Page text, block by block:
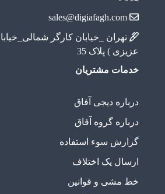
sales@digiafagh.com
عزیزی ) پلاک 35
خدمات مشتریان
درباره دیجی آفاق
درباره گروه آفاق
گزارش سوء استفاده
ارسال یک اختلاف
خط مشی و قوانین